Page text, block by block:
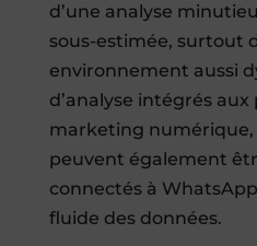
d’une analyse
sous-estimée, surtout
environnement aussi
d’analyse intégrés
marketing numérique,
peuvent également
connectés à
fluide des données.